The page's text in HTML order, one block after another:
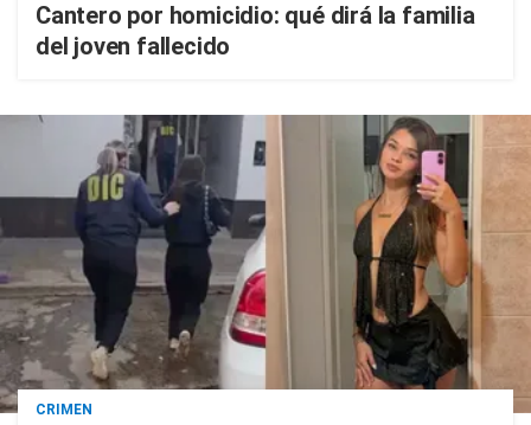
Cantero por homicidio: qué dirá la familia
del joven fallecido
CRIMEN